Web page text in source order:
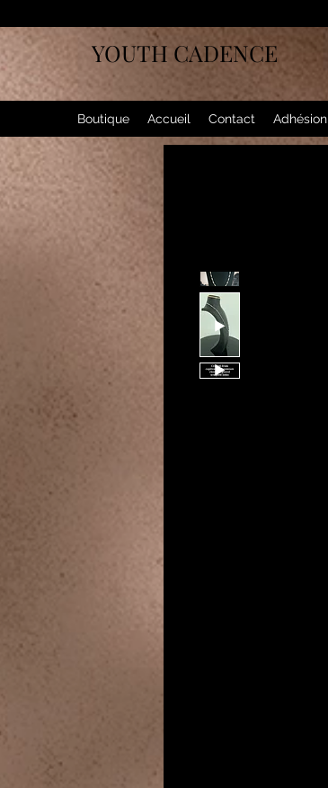
Boutique Accueil Contact Adhésion
YOUTH CADENCE